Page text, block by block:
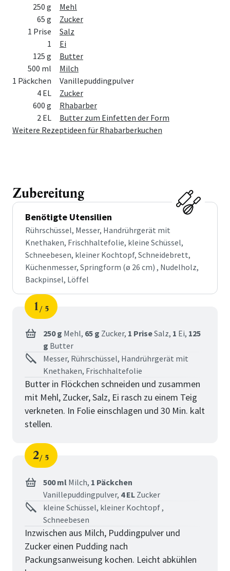
MengeZutat
250 g
Mehl
65 g
Zucker
1 Prise
Salz
1
Ei
125 g
Butter
500 ml
Milch
1 Päckchen
Vanillepuddingpulver
4 EL
Zucker
600 g
Rhabarber
2 EL
Butter zum Einfetten der Form
Weitere Rezeptideen für Rhabarberkuchen
Zubereitung
Benötigte Utensilien
Rührschüssel, Messer, Handrührgerät mit
Knethaken, Frischhaltefolie, kleine Schüssel,
Schneebesen, kleiner Kochtopf, Schneidebrett,
Küchenmesser, Springform (ø 26 cm) , Nudelholz,
Backpinsel, Löffel
Schritt
1
von
5
250 g Mehl, 65 g Zucker, 1 PriseSalz, 1 Ei, 125
g Butter
Messer, Rührschüssel, Handrührgerät mit
Knethaken, Frischhaltefolie
Butter in Flöckchen schneiden und zusammen
mit Mehl, Zucker, Salz, Ei rasch zu einem Teig
verkneten. In Folie einschlagen und 30 Min. kalt
stellen.
Schritt
2
von
5
500 ml Milch, 1 Päckchen
Vanillepuddingpulver, 4 EL Zucker
kleine Schüssel, kleiner Kochtopf ,
Schneebesen
Inzwischen aus Milch, Puddingpulver und
Zucker einen Pudding nach
Packungsanweisung kochen. Leicht abkühlen